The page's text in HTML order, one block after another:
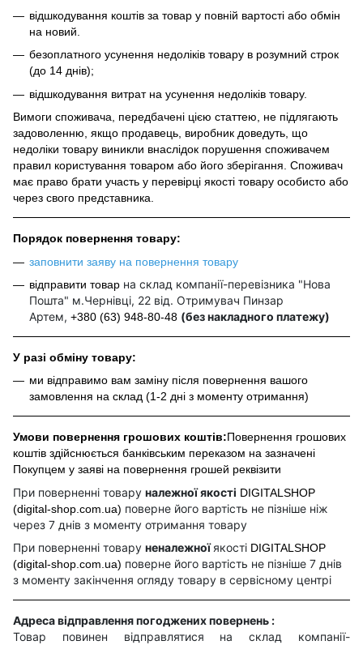
відшкодування коштів за товар у повній вартості або обмін
на новий.
безоплатного усунення недоліків товару в розумний строк
(до 14 днів);
відшкодування витрат на усунення недоліків товару.
Вимоги споживача, передбачені цією статтею, не підлягають
задоволенню, якщо продавець, виробник доведуть, що
недоліки товару виникли внаслідок порушення споживачем
правил користування товаром або його зберігання. Споживач
має право брати участь у перевірці якості товару особисто або
через свого представника.
Порядок повернення товару:
заповнити заяву на повернення товару
відправити товар на склад компанії-перевізника "Нова
Пошта" м.Чернівці, 22 від. Отримувач Пинзар
Артем, +380 (63) 948-80-48 (без накладного платежу)
У разі обміну товару:
ми відправимо вам заміну після повернення вашого
замовлення на склад (1-2 дні з моменту отримання)
Умови повернення грошових коштів:Повернення грошових
коштів здійснюється банківським переказом на зазначені
Покупцем у заяві на повернення грошей реквізити
При поверненні товару належної якості DIGITALSHOP
(digital-shop.com.ua) поверне його вартість не пізніше ніж
через 7 днів з моменту отримання товару
При поверненні товару неналежноїякості DIGITALSHOP
(digital-shop.com.ua) поверне його вартість не пізніше 7 днів
з моменту закінчення огляду товару в сервісному центрі
Адреса відправлення погоджених повернень :
Товар повинен відправлятися на склад компанії-